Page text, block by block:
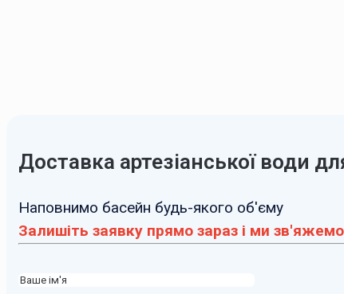
Доставка артезіанської води
Наповнимо басейн будь-якого об'єму
Залишіть заявку прямо зараз і ми